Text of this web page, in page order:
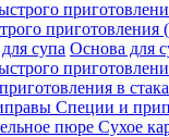
приготовления
Основа для
в
Специи и
Сухое